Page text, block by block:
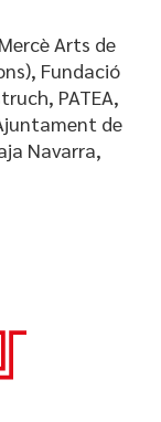
Arts de
Fundació
PATEA,
de
Navarra,